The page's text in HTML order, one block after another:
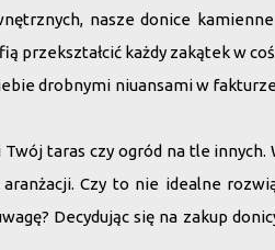
nasze donice
przekształcić każdy zakątek w
drobnymi niuansami w
taras czy ogród na tle innych.
Czy to nie idealne
Decydując się na zakup